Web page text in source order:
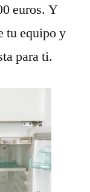
euros. Y
tu equipo y
para ti.